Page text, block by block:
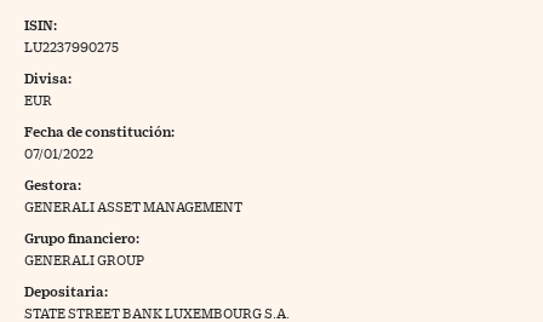
Pyme
Trading
ISIN:
LU2237990275
Divisa:
EUR
Fecha de constitución:
07/01/2022
Gestora:
GENERALI ASSET MANAGEMENT
Grupo financiero:
GENERALI GROUP
Depositaria:
STATE STREET BANK LUXEMBOURG S.A.